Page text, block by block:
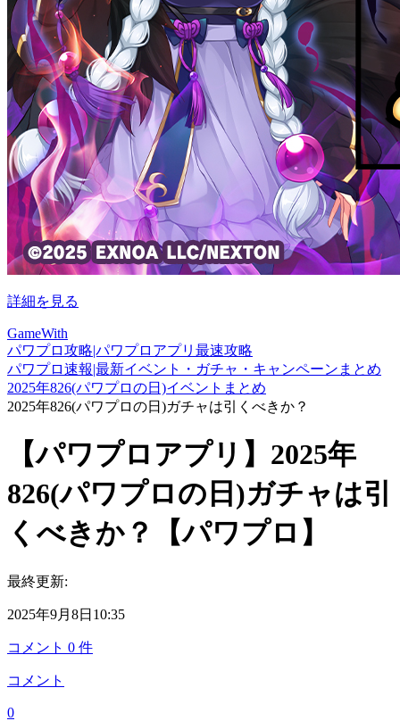
詳細を見る
GameWith
パワプロ攻略|パワプロアプリ最速攻略
パワプロ速報|最新イベント・ガチャ・キャンペーンまとめ
2025年826(パワプロの日)イベントまとめ
2025年826(パワプロの日)ガチャは引くべきか？
【パワプロアプリ】2025年
826(パワプロの日)ガチャは引
くべきか？【パワプロ】
最終更新:
2025年9月8日10:35
コメント 0 件
コメント
0